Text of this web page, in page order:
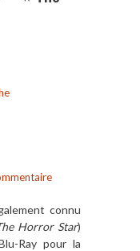
connu
Horror Star)
Ray pour la